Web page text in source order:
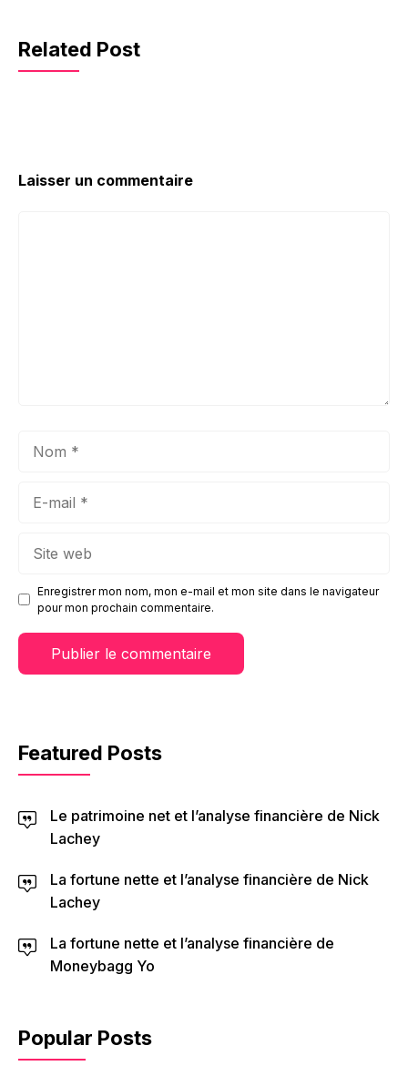
Related Post
Laisser un commentaire
Enregistrer mon nom, mon e-mail et mon site dans le navigateur
pour mon prochain commentaire.
Featured Posts
Le patrimoine net et l’analyse financière de Nick
Lachey
La fortune nette et l’analyse financière de Nick
Lachey
La fortune nette et l’analyse financière de
Moneybagg Yo
Popular Posts